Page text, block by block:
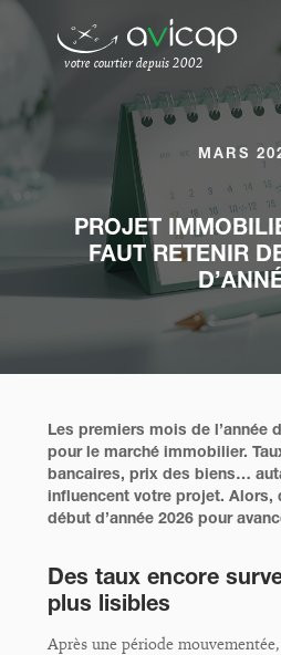
votre courtier depuis 2002
MARS
PROJET
FAUT RETENIR
Les premiers mois de l’année
pour le marché immobilier.
bancaires, prix des biens…
influencent votre projet. Alors,
début d’année 2026 pour
Des taux encore
plus lisibles
Après une période